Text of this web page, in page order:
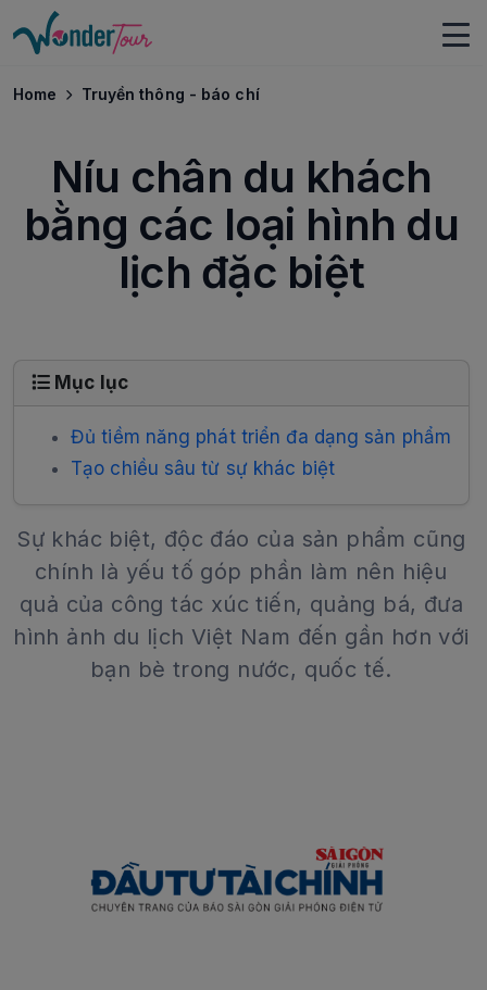
Home Truyền thông - báo chí
Níu chân du khách
bằng các loại hình du
lịch đặc biệt
Mục lục
Đủ tiềm năng phát triển đa dạng sản phẩm
Tạo chiều sâu từ sự khác biệt
Sự khác biệt, độc đáo của sản phẩm cũng
chính là yếu tố góp phần làm nên hiệu
quả của công tác xúc tiến, quảng bá, đưa
hình ảnh du lịch Việt Nam đến gần hơn với
bạn bè trong nước, quốc tế.